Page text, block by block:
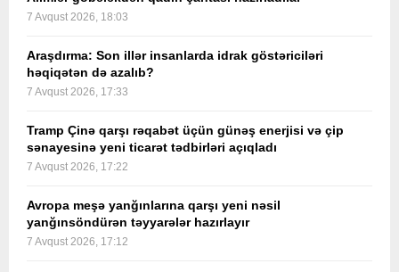
7 Avqust 2026, 18:03
Araşdırma: Son illər insanlarda idrak göstəriciləri
həqiqətən də azalıb?
7 Avqust 2026, 17:33
Tramp Çinə qarşı rəqabət üçün günəş enerjisi və çip
sənayesinə yeni ticarət tədbirləri açıqladı
7 Avqust 2026, 17:22
Avropa meşə yanğınlarına qarşı yeni nəsil
yanğınsöndürən təyyarələr hazırlayır
7 Avqust 2026, 17:12